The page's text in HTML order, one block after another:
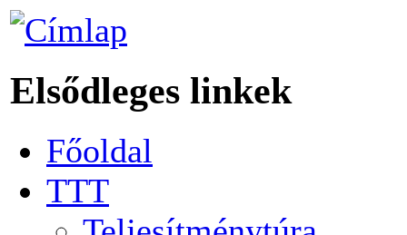
Elsődleges linkek
Főoldal
TTT